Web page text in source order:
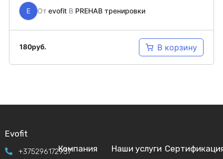
E От evofitВ PREHAB тренировки
180руб. В корзину
Evofit
+375296172937Компания Наши услуги